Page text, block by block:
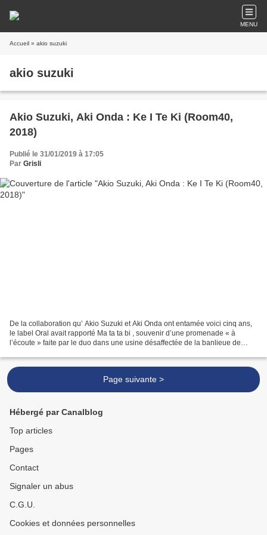
MENU
Accueil » akio suzuki
akio suzuki
Akio Suzuki, Aki Onda : Ke I Te Ki (Room40,
2018)
Publié le 31/01/2019 à 17:05
Par Grisli
De la collaboration qu’ Akio Suzuki et Aki Onda ont entamée voici cinq ans,
le label Oral avait rapporté Ma ta ta bi , souvenir d’une promenade « à
l’écoute » faite par le duo dans une usine désaffectée de la banlieue de
Page suivante >
Hébergé par Canalblog
Top articles
Pages
Contact
Signaler un abus
C.G.U.
Cookies et données personnelles